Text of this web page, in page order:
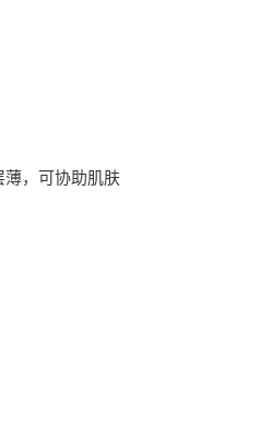
，可协助肌肤